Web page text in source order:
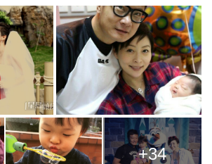
+34